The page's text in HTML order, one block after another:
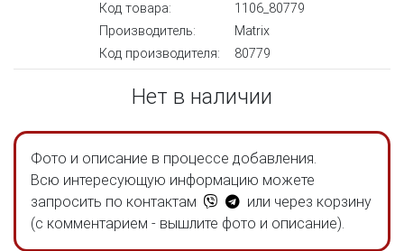
Код товара:
1106_80779
Производитель:
Matrix
Код производителя:
80779
Нет в наличии
Фото и описание в процессе добавления.
Всю интересующую информацию можете
запросить по контактам
или через корзину
(с комментарием - вышлите фото и описание).